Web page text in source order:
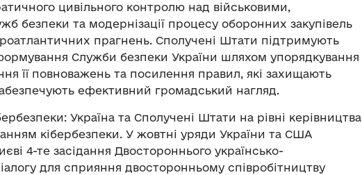
цивільного контролю над військовими,
безпеки та модернізації процесу оборонних закупівель
прагнень. Сполучені Штати підтримують
Служби безпеки України шляхом упорядкування
її повноважень та посилення правил, які захищають
ефективний громадський нагляд.
Україна та Сполучені Штати на рівні керівництва
кібербезпеки. У жовтні уряди України та США
4-те засідання Двостороннього українсько-
для сприяння двосторонньому співробітництву